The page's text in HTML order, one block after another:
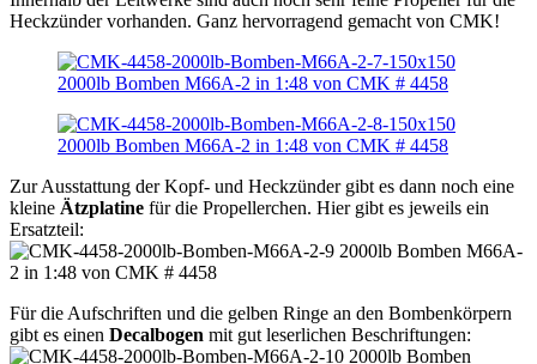
Heckzünder vorhanden. Ganz hervorragend gemacht von CMK!
Zur Ausstattung der Kopf- und Heckzünder gibt es dann noch eine
kleine Ätzplatine für die Propellerchen. Hier gibt es jeweils ein
Ersatzteil:
Für die Aufschriften und die gelben Ringe an den Bombenkörpern
gibt es einen Decalbogen mit gut leserlichen Beschriftungen: